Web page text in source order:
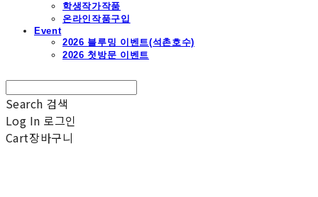
학생작가작품
온라인작품구입
Event
2026 블루밍 이벤트(석촌호수)
2026 첫방문 이벤트
Search 검색
Log In 로그인
Cart장바구니